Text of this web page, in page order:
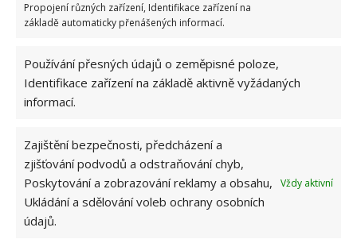
Propojení různých zařízení, Identifikace zařízení na
základě automaticky přenášených informací.
Používání přesných údajů o zeměpisné poloze,
Identifikace zařízení na základě aktivně vyžádaných
informací.
Zajištění bezpečnosti, předcházení a
zjišťování podvodů a odstraňování chyb,
Poskytování a zobrazování reklamy a obsahu,
Ukládání a sdělování voleb ochrany osobních
údajů.
Vždy aktivní
Jiří Kolář
univerzity, který je již od malička
velkým kutilem. V podstatě vše, co je